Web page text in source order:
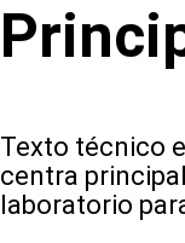
Texto técnico
centra
laboratorio